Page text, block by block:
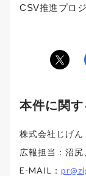
CSV推進プロ
本件に関
株式会社じげん
広報担当：沼尻
E-MAIL：